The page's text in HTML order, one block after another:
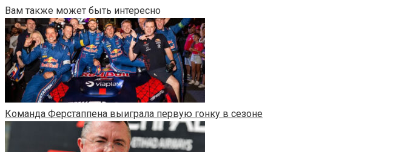
Вам также может быть интересно
Команда Ферстаппена выиграла первую гонку в сезоне